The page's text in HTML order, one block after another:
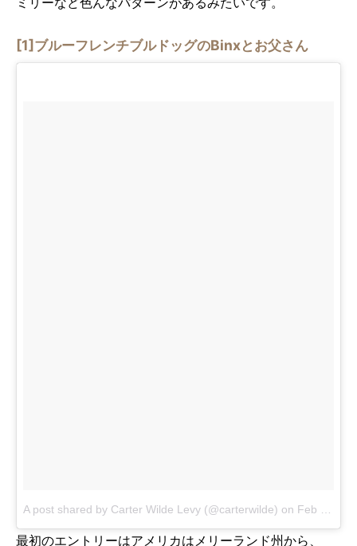
[1]ブルーフレンチブルドッグのBinxとお父さん
A post shared by Carter Wilde Levy (@carterwilde) on Feb 17, 2017 at 10:41am PST
最初のエントリーはアメリカはメリーランド州から、